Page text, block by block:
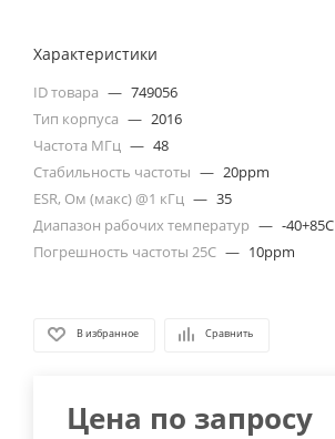
Характеристики
ID товара — 749056
Тип корпуса — 2016
Частота МГц — 48
Стабильность частоты — 20ppm
ESR, Ом (макс) @1 кГц — 35
Диапазон рабочих температур — -40+85C
Погрешность частоты 25С — 10ppm
В избранное Сравнить
Цена по запросу